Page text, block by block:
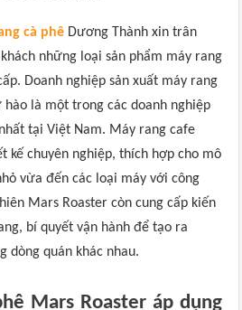
cà phê Dương Thành xin trân
những loại sản phẩm máy rang
Doanh nghiệp sản xuất máy rang
là một trong các doanh nghiệp
tại Việt Nam. Máy rang cafe
kế chuyên nghiệp, thích hợp cho mô
vừa đến các loại máy với công
Mars Roaster còn cung cấp kiến
bí quyết vận hành để tạo ra
dòng quán khác nhau.
Mars Roaster áp dụng